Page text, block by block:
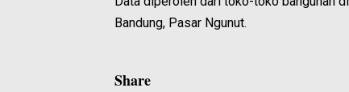
Bandung, Pasar Ngunut.
Share